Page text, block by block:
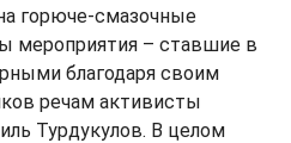
горюче-смазочные
мероприятия – ставшие в
благодаря своим
речам активисты
Турдукулов. В целом